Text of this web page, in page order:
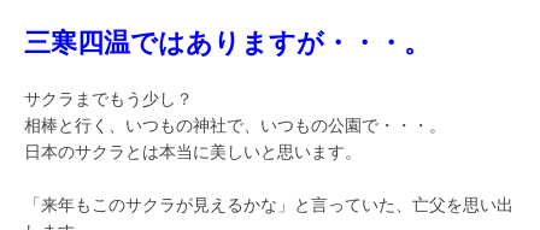
三寒四温ではありますが・・・。
サクラまでもう少し？
相棒と行く、いつもの神社で、いつもの公園で・・・。
日本のサクラとは本当に美しいと思います。
「来年もこのサクラが見えるかな」と言っていた、亡父を思い出